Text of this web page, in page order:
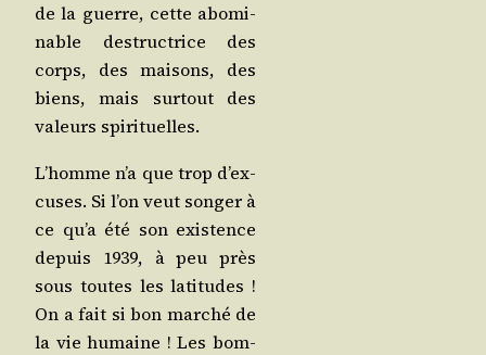
de la guerre, cette abo­mi­
nable des­truc­trice des
corps, des mai­sons, des
biens, mais sur­tout des
valeurs spirituelles.
L’homme n’a que trop d’ex­
cuses. Si l’on veut son­ger à
ce qu’a été son exis­tence
depuis 1939, à peu près
sous toutes les lati­tudes !
On a fait si bon mar­ché de
la vie humaine ! Les bom­